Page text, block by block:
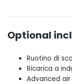
Optional
Ruotino di
Ricarica a
Advanced